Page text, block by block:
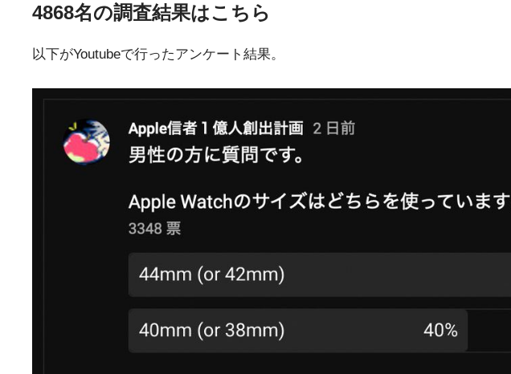
4868名の調査結果はこちら
以下がYoutubeで行ったアンケート結果。